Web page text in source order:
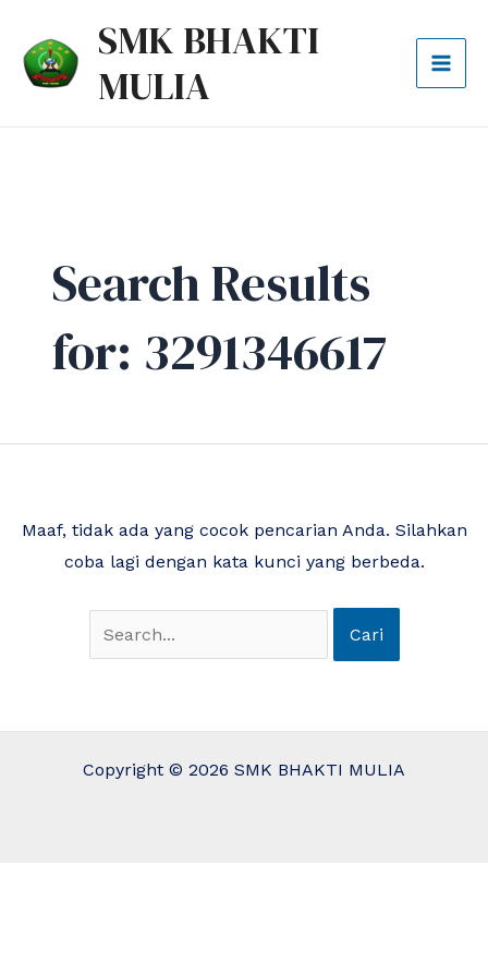
konten
SMK BHAKTI
MULIA
Search Results
for: 3291346617
Maaf, tidak ada yang cocok pencarian Anda. Silahkan
coba lagi dengan kata kunci yang berbeda.
untuk:
Copyright © 2026 SMK BHAKTI MULIA